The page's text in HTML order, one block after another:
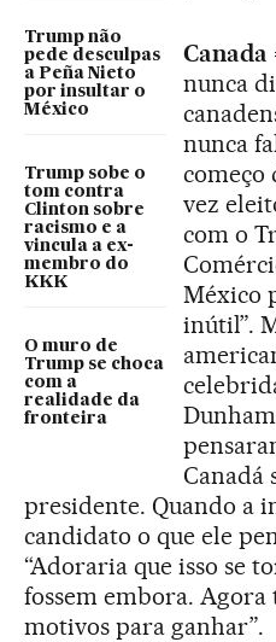
Trump não
pede desculpas
a Peña Nieto
por insultar o
México
Trump sobe o
tom contra
Clinton sobre
racismo e a
vincula a ex-
membro do
KKK
O muro de
Trump se choca
com a
realidade da
fronteira
Canada
nunca
nunca
começo
vez
com o
México
inútil”.
Canadá
presidente. Quando a
candidato o que ele
“Adoraria que isso se
fossem embora.
motivos para ganhar”.